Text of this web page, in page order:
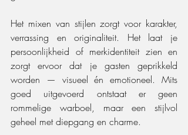
Het mixen van stijlen zorgt voor karakter,
verrassing en originaliteit. Het laat je
persoonlijkheid of merkidentiteit zien en
zorgt ervoor dat je gasten geprikkeld
worden — visueel én emotioneel. Mits
goed uitgevoerd ontstaat er geen
rommelige warboel, maar een stijlvol
geheel met diepgang en charme.